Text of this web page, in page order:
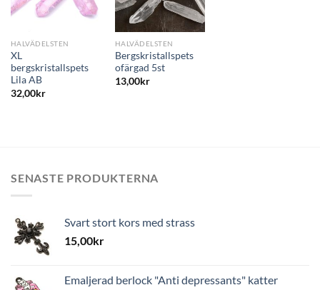
HALVÄDELSTEN
XL
bergskristallspets
Lila AB
32,00kr
HALVÄDELSTEN
Bergskristallspets
ofärgad 5st
13,00kr
SENASTE PRODUKTERNA
Svart stort kors med strass
15,00kr
Emaljerad berlock "Anti depressants" katter